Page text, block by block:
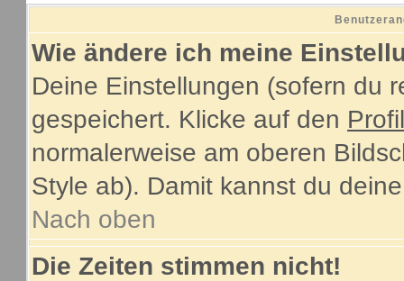
Wie ändere ich meine
Deine Einstellungen (sofern du
gespeichert. Klicke auf den Profil
normalerweise am oberen
Style ab). Damit kannst du
Nach oben
Die Zeiten stimmen nicht!